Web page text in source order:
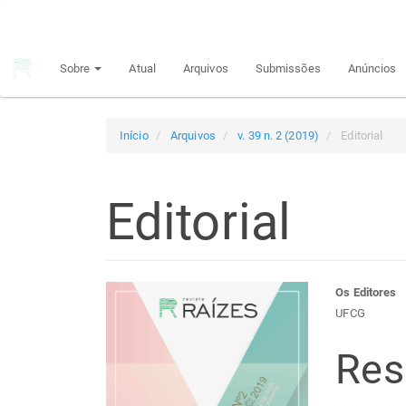
principal
Sobre Atual Arquivos Submissões Anúncios
Início Arquivos v. 39 n. 2 (2019) Editorial
Editorial
Barra
lateral
do
Os Editores
UFCG